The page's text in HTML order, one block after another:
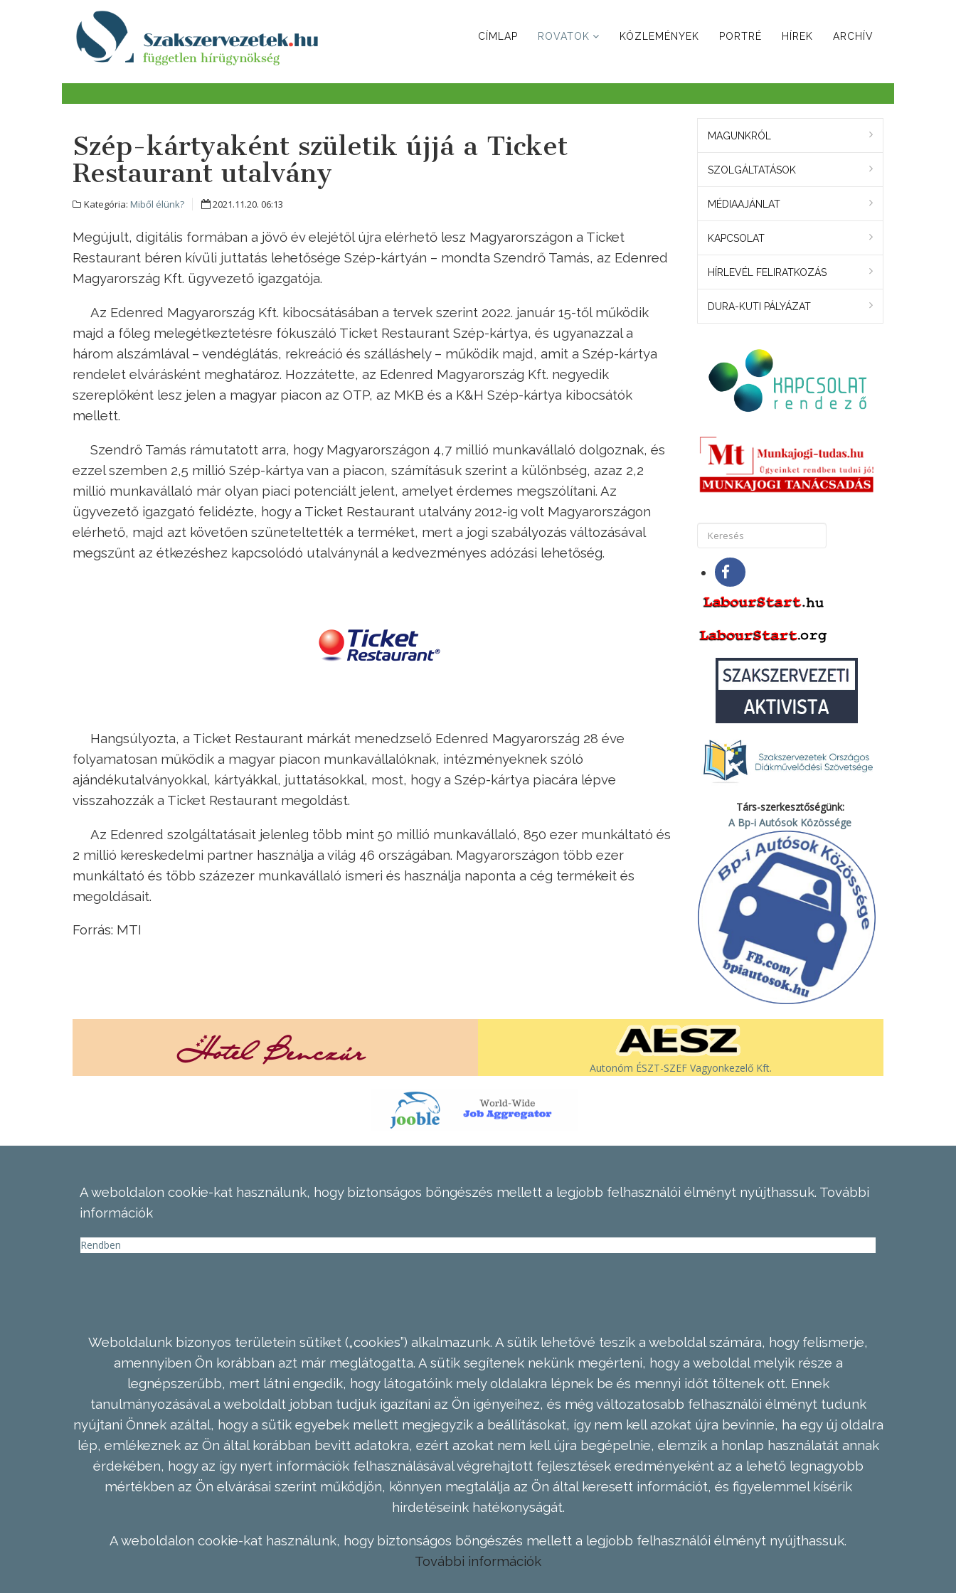
CÍMLAP ROVATOK KÖZLEMÉNYEK PORTRÉ HÍREK ARCHÍV
Szép-kártyaként születik újjá a Ticket
Restaurant utalvány
Kategória: Miből élünk? 2021.11.20. 06:13
Megújult, digitális formában a jövő év elejétől újra elérhető lesz Magyarországon a Ticket
Restaurant béren kívüli juttatás lehetősége Szép-kártyán – mondta Szendrő Tamás, az Edenred
Magyarország Kft. ügyvezető igazgatója.
Az Edenred Magyarország Kft. kibocsátásában a tervek szerint 2022. január 15-től működik
majd a főleg melegétkeztetésre fókuszáló Ticket Restaurant Szép-kártya, és ugyanazzal a
három alszámlával – vendéglátás, rekreáció és szálláshely – működik majd, amit a Szép-kártya
rendelet elvárásként meghatároz. Hozzátette, az Edenred Magyarország Kft. negyedik
szereplőként lesz jelen a magyar piacon az OTP, az MKB és a K&H Szép-kártya kibocsátók
mellett.
Szendrő Tamás rámutatott arra, hogy Magyarországon 4,7 millió munkavállaló dolgoznak, és
ezzel szemben 2,5 millió Szép-kártya van a piacon, számításuk szerint a különbség, azaz 2,2
millió munkavállaló már olyan piaci potenciált jelent, amelyet érdemes megszólítani. Az
ügyvezető igazgató felidézte, hogy a Ticket Restaurant utalvány 2012-ig volt Magyarországon
elérhető, majd azt követően szüneteltették a terméket, mert a jogi szabályozás változásával
megszűnt az étkezéshez kapcsolódó utalványnál a kedvezményes adózási lehetőség.
Hangsúlyozta, a Ticket Restaurant márkát menedzselő Edenred Magyarország 28 éve
folyamatosan működik a magyar piacon munkavállalóknak, intézményeknek szóló
ajándékutalványokkal, kártyákkal, juttatásokkal, most, hogy a Szép-kártya piacára lépve
visszahozzák a Ticket Restaurant megoldást.
Az Edenred szolgáltatásait jelenleg több mint 50 millió munkavállaló, 850 ezer munkáltató és
2 millió kereskedelmi partner használja a világ 46 országában. Magyarországon több ezer
munkáltató és több százezer munkavállaló ismeri és használja naponta a cég termékeit és
megoldásait.
Forrás: MTI
MAGUNKRÓL
SZOLGÁLTATÁSOK
MÉDIAAJÁNLAT
KAPCSOLAT
HÍRLEVÉL FELIRATKOZÁS
DURA-KUTI PÁLYÁZAT
Társ-szerkesztőségünk:
A Bp-i Autósok Közössége
Autonóm ÉSZT-SZEF Vagyonkezelő Kft.
A weboldalon cookie-kat használunk, hogy biztonságos böngészés mellett a legjobb felhasználói élményt nyújthassuk. További
információk
Rendben
Weboldalunk bizonyos területein sütiket („cookies”) alkalmazunk. A sütik lehetővé teszik a weboldal számára, hogy felismerje,
amennyiben Ön korábban azt már meglátogatta. A sütik segítenek nekünk megérteni, hogy a weboldal melyik része a
legnépszerűbb, mert látni engedik, hogy látogatóink mely oldalakra lépnek be és mennyi időt töltenek ott. Ennek
tanulmányozásával a weboldalt jobban tudjuk igazítani az Ön igényeihez, és még változatosabb felhasználói élményt tudunk
nyújtani Önnek azáltal, hogy a sütik egyebek mellett megjegyzik a beállításokat, így nem kell azokat újra bevinnie, ha egy új oldalra
lép, emlékeznek az Ön által korábban bevitt adatokra, ezért azokat nem kell újra begépelnie, elemzik a honlap használatát annak
érdekében, hogy az így nyert információk felhasználásával végrehajtott fejlesztések eredményeként az a lehető legnagyobb
mértékben az Ön elvárásai szerint működjön, könnyen megtalálja az Ön által keresett információt, és figyelemmel kísérik
hirdetéseink hatékonyságát.
A weboldalon cookie-kat használunk, hogy biztonságos böngészés mellett a legjobb felhasználói élményt nyújthassuk.
További információk